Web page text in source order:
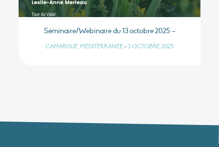
Séminaire/Webinaire du 13 octobre 2025 –
CAMARGUE, MÉDITERRANÉE • 3 OCTOBRE 2025